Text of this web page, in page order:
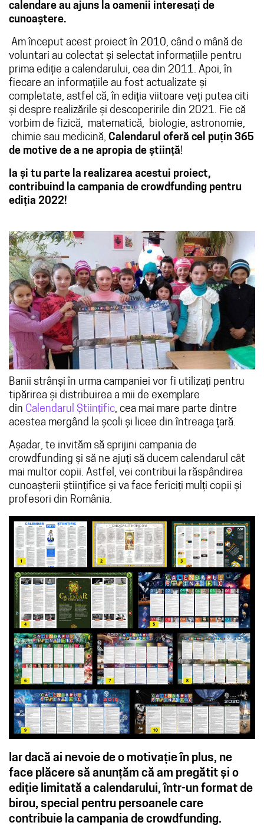
calendare au ajuns la oamenii interesați de
cunoaștere.
Am început acest proiect în 2010, când o mână de
voluntari au colectat și selectat informațiile pentru
prima ediție a calendarului, cea din 2011. Apoi, în
fiecare an informațiile au fost actualizate și
completate, astfel că, în ediția viitoare veți putea citi
și despre realizările și descoperirile din 2021. Fie că
vorbim de fizică, matematică, biologie, astronomie,
chimie sau medicină, Calendarul oferă cel puțin 365
de motive de a ne apropia de știință!
Ia și tu parte la realizarea acestui proiect,
contribuind la campania de crowdfunding pentru
ediția 2022!
Banii strânși în urma campaniei vor fi utilizați pentru
tipărirea și distribuirea a mii de exemplare
din Calendarul Științific, cea mai mare parte dintre
acestea mergând la școli și licee din întreaga țară.
Așadar, te invităm să sprijini campania de
crowdfunding și să ne ajuți să ducem calendarul cât
mai multor copii. Astfel, vei contribui la răspândirea
cunoașterii științifice și va face fericiți mulți copii și
profesori din România.
Iar dacă ai nevoie de o motivație în plus, ne
face plăcere să anunțăm că am pregătit și o
ediție limitată a calendarului, într-un format de
birou, special pentru persoanele care
contribuie la campania de crowdfunding.